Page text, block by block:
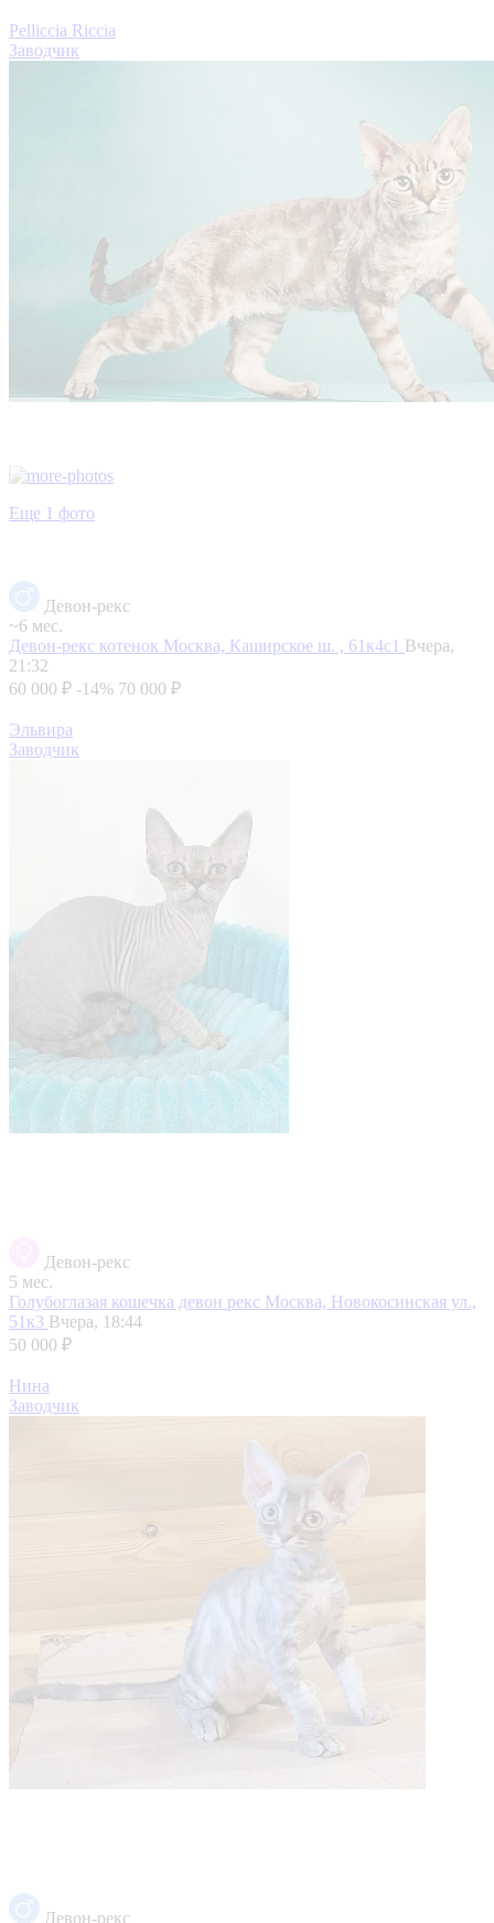
Pelliccia Riccia
Заводчик
Еще 1 фото
Девон-рекс
~6 мес.
Девон-рекс котенок Москва, Каширское ш. , 61к4с1 Вчера,
21:32
60 000 ₽ -14% 70 000 ₽
Эльвира
Заводчик
Девон-рекс
5 мес.
Голубоглазая кошечка девон рекс Москва, Новокосинская ул.,
51к3 Вчера, 18:44
50 000 ₽
Нина
Заводчик
Девон-рекс